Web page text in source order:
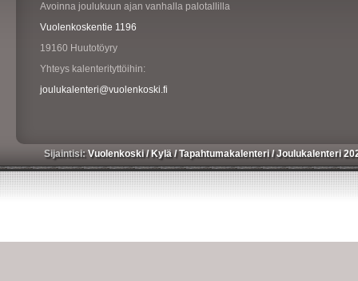
Avoinna joulukuun ajan vanhalla palotallilla
Vuolenkoskentie 1196
19160 Huutotöyry
Yhteys kalenterityttöihin:
joulukalenteri@vuolenkoski.fi
Sijaintisi:Vuolenkoski/ Kylä/Tapahtumakalenteri/Joulukalenteri